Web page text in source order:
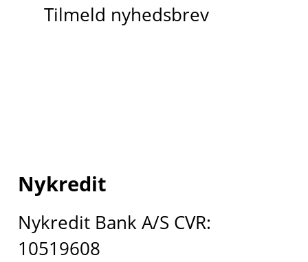
Tilmeld nyhedsbrev
Nykredit
Nykredit Bank A/S CVR:
10519608